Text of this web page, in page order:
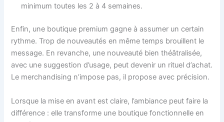
minimum toutes les 2 à 4 semaines.
Enfin, une boutique premium gagne à assumer un certain
rythme. Trop de nouveautés en même temps brouillent le
message. En revanche, une nouveauté bien théâtralisée,
avec une suggestion d’usage, peut devenir un rituel d’achat.
Le merchandising n’impose pas, il propose avec précision.
Lorsque la mise en avant est claire, l’ambiance peut faire la
différence : elle transforme une boutique fonctionnelle en